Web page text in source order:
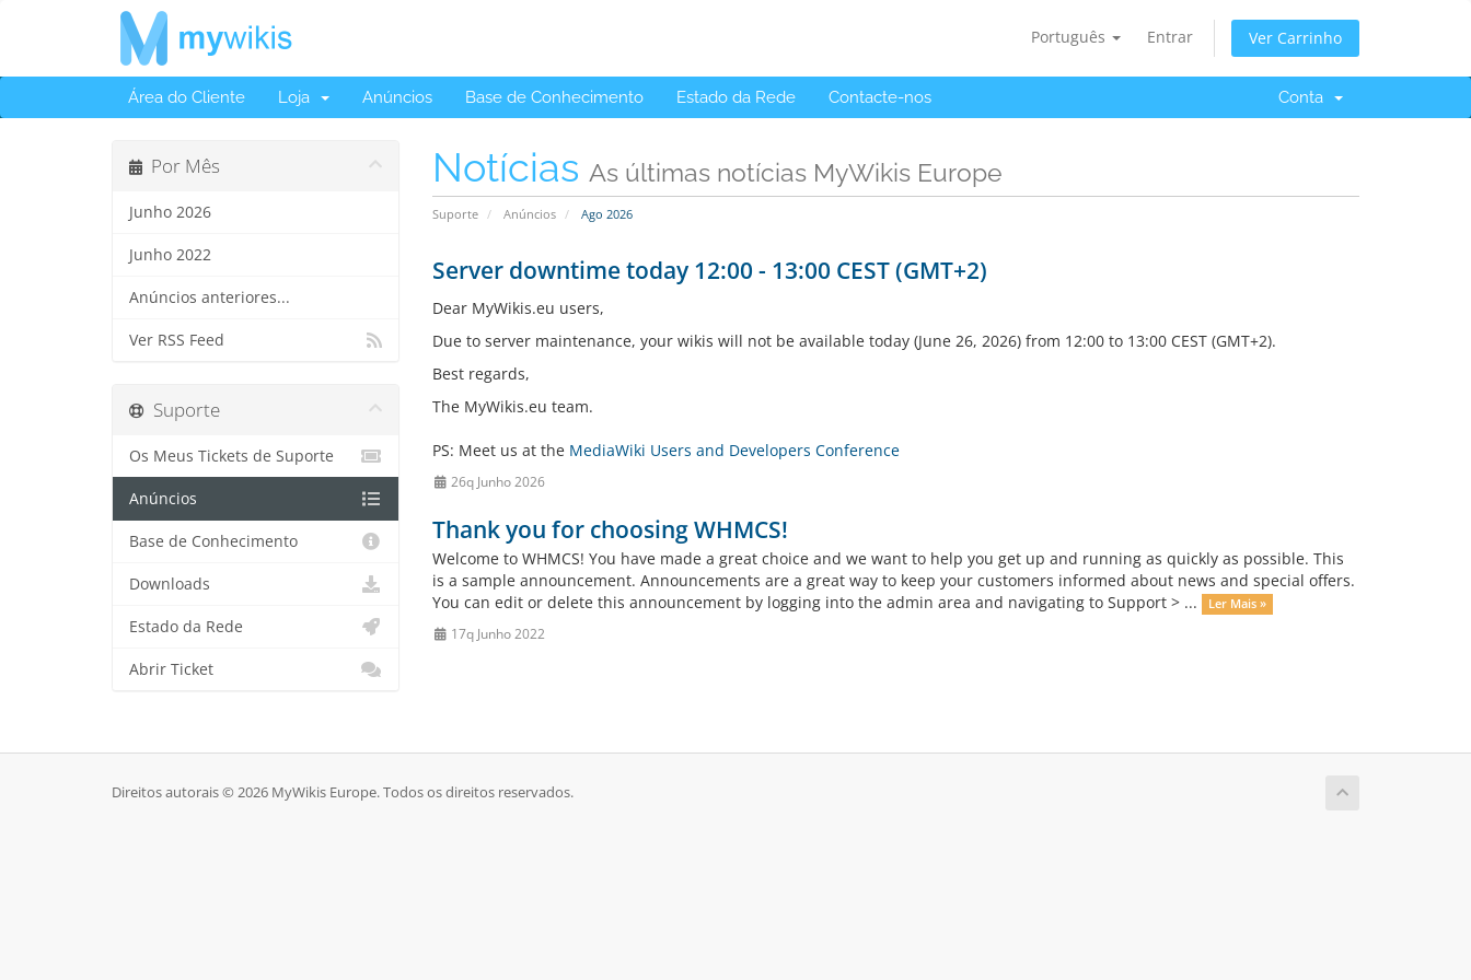
Português Entrar Ver Carrinho
Área do Cliente Loja Anúncios Base de Conhecimento Estado da Rede Contacte-nos Conta
Notícias As últimas notícias MyWikis Europe
Suporte Anúncios Ago 2026
Por Mês
Junho 2026
Junho 2022
Anúncios anteriores...
Ver RSS Feed
Server downtime today 12:00 - 13:00 CEST (GMT+2)
Dear MyWikis.eu users,
Due to server maintenance, your wikis will not be available today (June 26, 2026) from 12:00 to 13:00 CEST (GMT+2).
Best regards,
The MyWikis.eu team.
PS: Meet us at the MediaWiki Users and Developers Conference
26q Junho 2026
Thank you for choosing WHMCS!
Welcome to WHMCS! You have made a great choice and we want to help you get up and running as quickly as possible. This
is a sample announcement. Announcements are a great way to keep your customers informed about news and special offers.
You can edit or delete this announcement by logging into the admin area and navigating to Support > ...
Ler Mais »
17q Junho 2022
Suporte
Os Meus Tickets de Suporte
Anúncios
Base de Conhecimento
Downloads
Estado da Rede
Abrir Ticket
Direitos autorais © 2026 MyWikis Europe. Todos os direitos reservados.